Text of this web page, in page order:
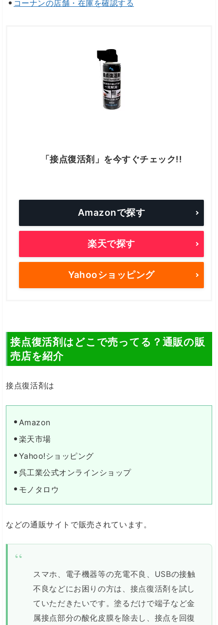
コーナンの店舗・在庫を確認する
「接点復活剤」を今すぐチェック!!
Amazonで探す
楽天で探す
Yahooショッピング
接点復活剤はどこで売ってる？通販の販
売店を紹介
接点復活剤は
Amazon
楽天市場
Yahoo!ショッピング
呉工業公式オンラインショップ
モノタロウ
などの通販サイトで販売されています。
スマホ、電子機器等の充電不良、USBの接触
不良などにお困りの方は、接点復活剤を試し
ていただきたいです。塗るだけで端子など金
属接点部分の酸化皮膜を除去し、接点を回復